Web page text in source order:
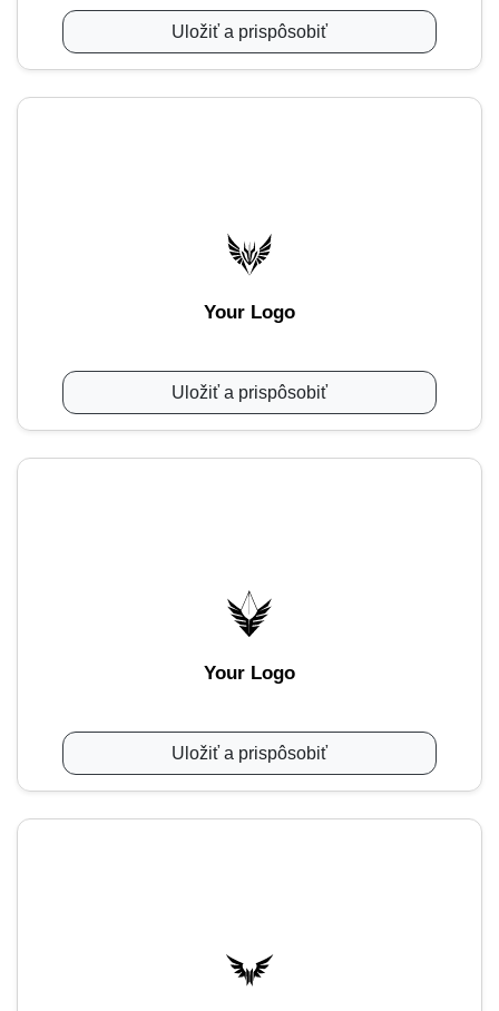
Uložiť a prispôsobiť
Your Logo
Uložiť a prispôsobiť
Your Logo
Uložiť a prispôsobiť